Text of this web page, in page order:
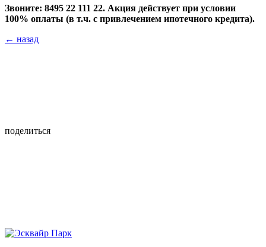
Звоните: 8495 22 111 22. Акция действует при условии
100% оплаты (в т.ч. с привлечением ипотечного кредита).
← назад
поделиться